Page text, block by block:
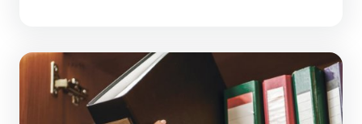
Location de salles : Prat-Mary